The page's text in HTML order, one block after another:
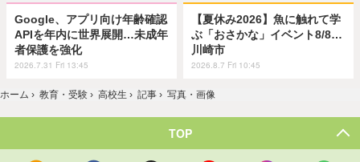
Google、アプリ向け年齢確認
APIを年内に世界展開…未成年
者保護を強化
2026.7.31 Fri 13:45
【夏休み2026】魚に触れて学
ぶ「おさかな」イベント8/8…
川崎市
2026.8.7 Fri 10:45
ホーム › 教育・受験 › 高校生 › 記事 › 写真・画像
TOP